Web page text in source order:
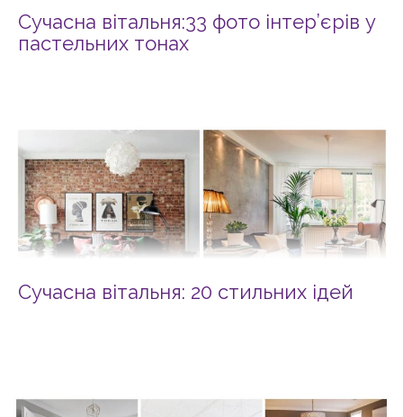
Сучасна вітальня:33 фото інтер’єрів у
пастельних тонах
Сучасна вітальня: 20 стильних ідей